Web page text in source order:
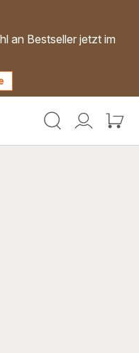
an Bestseller jetzt im
Mein
Mein